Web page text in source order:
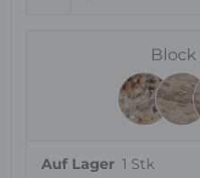
Block
Auf Lager 1 Stk